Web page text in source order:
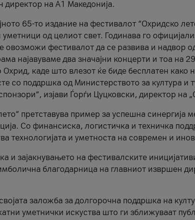
директор на A1 Македонија.
65-то издание на фестивалот “Охридско
од целиот свет. Годинава го
овозможи фестивалот да се развива и надвор
најавуваме два значајни концерти и тоа на
каде што влезот ќе биде бесплатен како
со поддршка од Министерството за култура и
изјави Ѓорѓи Цуцковски, директор на
претставува пример за успешна синергија
Со финансиска, логистичка и техничка
технологијата и уметноста на современ и
и зајакнувањето на фестивалските
благодарница на главниот извршен
заложба за долгорочна поддршка на
уметнички искуства што ги зближуваат